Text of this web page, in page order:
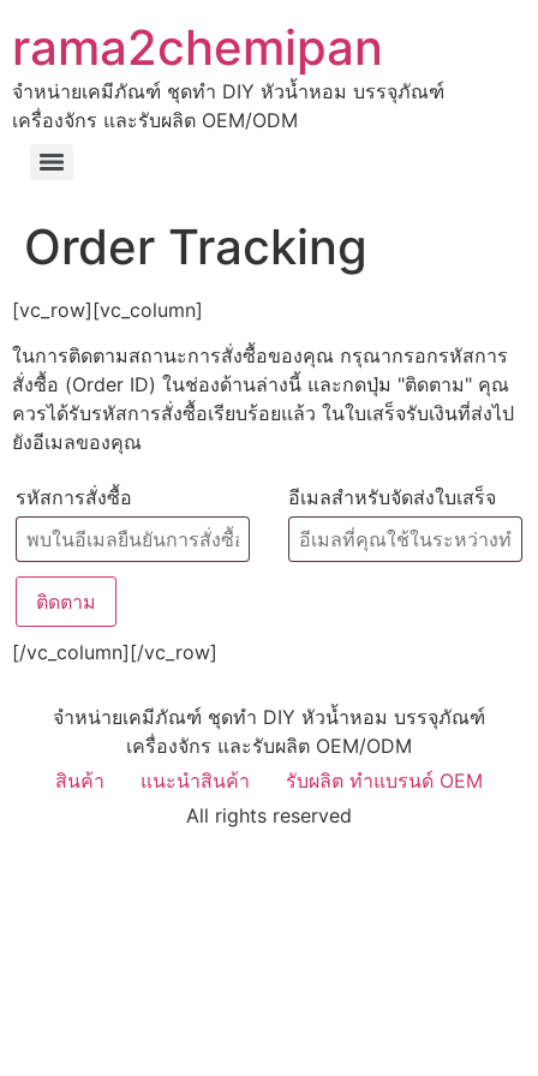
rama2chemipan
จำหน่ายเคมีภัณฑ์ ชุดทำ DIY หัวน้ำหอม บรรจุภัณฑ์
เครื่องจักร และรับผลิต OEM/ODM
Order Tracking
[vc_row][vc_column]
ในการติดตามสถานะการสั่งซื้อของคุณ กรุณากรอกรหัสการ
สั่งซื้อ (Order ID) ในช่องด้านล่างนี้ และกดปุ่ม "ติดตาม" คุณ
ควรได้รับรหัสการสั่งซื้อเรียบร้อยแล้ว ในใบเสร็จรับเงินที่ส่งไป
ยังอีเมลของคุณ
รหัสการสั่งซื้อ อีเมลสำหรับจัดส่งใบเสร็จ
ติดตาม
[/vc_column][/vc_row]
จำหน่ายเคมีภัณฑ์ ชุดทำ DIY หัวน้ำหอม บรรจุภัณฑ์
เครื่องจักร และรับผลิต OEM/ODM
สินค้า
แนะนำสินค้า
รับผลิต ทำแบรนด์ OEM
All rights reserved